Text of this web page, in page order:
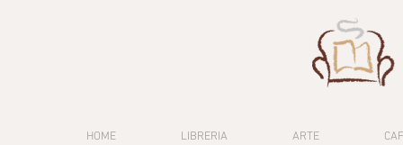
HOME LIBRERIA ARTE